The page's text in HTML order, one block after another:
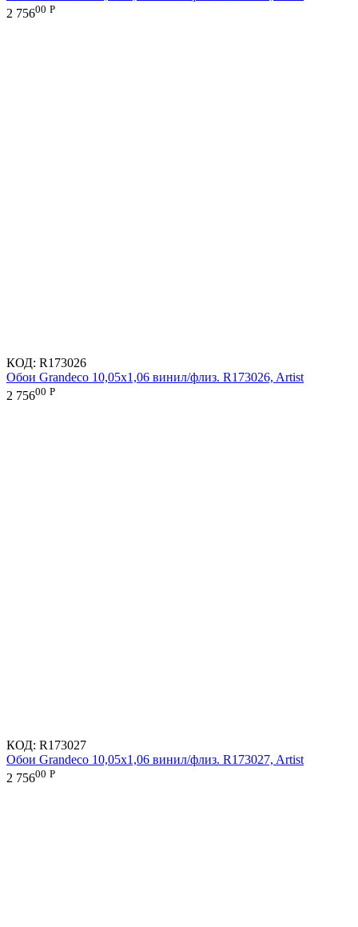
2 75600 Р
КОД: R173026
Обои Grandeco 10,05х1,06 винил/флиз. R173026, Artist
2 75600 Р
КОД: R173027
Обои Grandeco 10,05х1,06 винил/флиз. R173027, Artist
2 75600 Р